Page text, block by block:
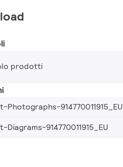
prodotti
Photographs-914770011915_EU
Diagrams-914770011915_EU